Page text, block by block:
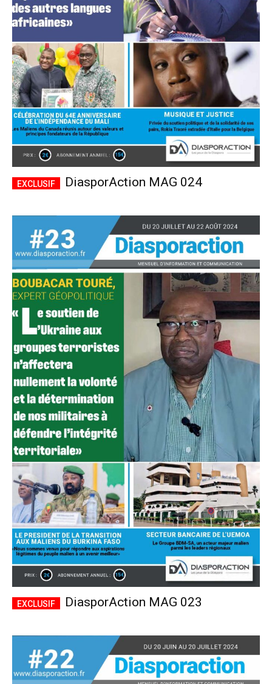
DiasporAction MAG 024
DiasporAction MAG 023